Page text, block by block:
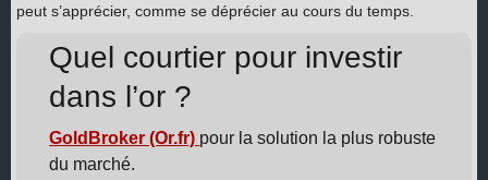
peut s’apprécier, comme se déprécier au cours du temps.
Quel courtier pour investir
dans l’or ?
GoldBroker (Or.fr) pour la solution la plus robuste
du marché.